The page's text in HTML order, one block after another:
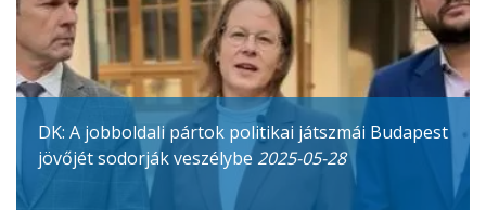
DK: A jobboldali pártok politikai játszmái Budapest
jövőjét sodorják veszélybe 2025-05-28